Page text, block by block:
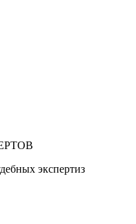
экспертиз